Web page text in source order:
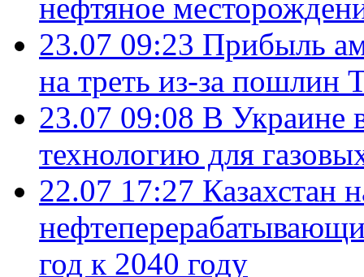
нефтяное
23.07 09:23 Прибыль
на треть из-за пошлин
23.07 09:08 В Украине
технологию для
22.07 17:27 Казахстан
год к 2040 году